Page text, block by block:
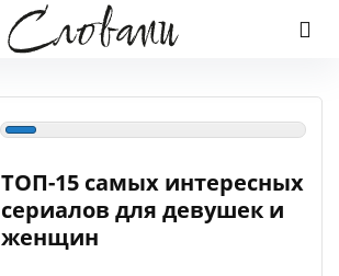
ТОП-15 самых интересных
сериалов для девушек и
женщин